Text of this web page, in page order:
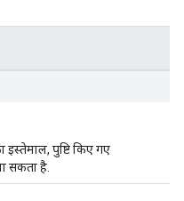
इस्तेमाल, पुष्टि किए गए
सकता है.